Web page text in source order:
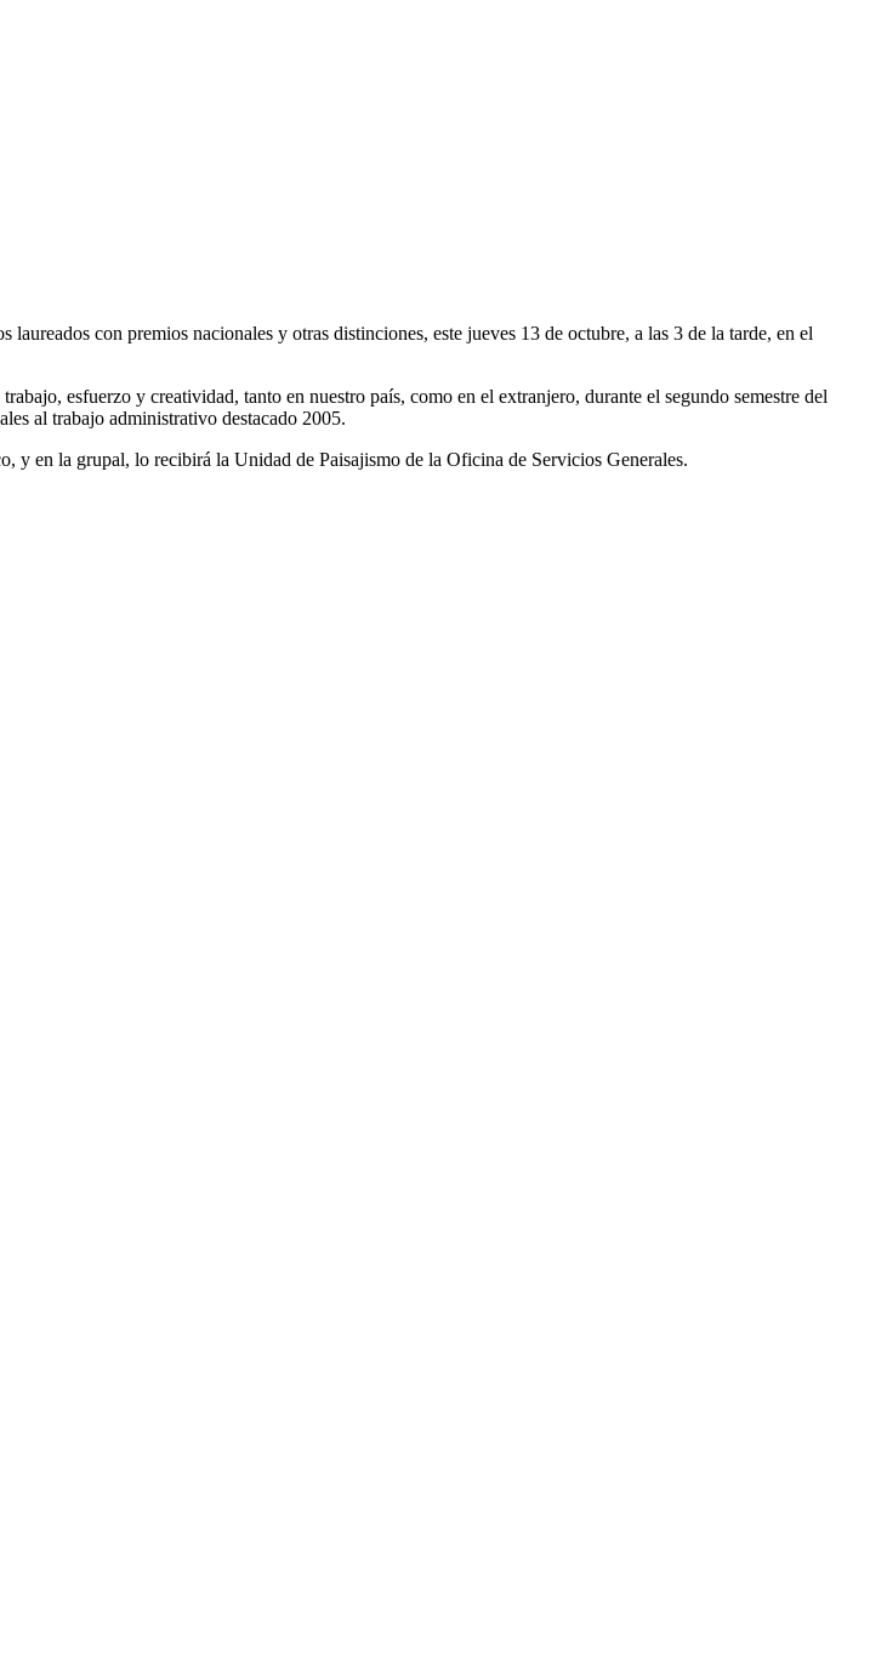
con premios nacionales y otras distinciones, este jueves 13 de octubre, a las 3 de la tarde, en el
esfuerzo y creatividad, tanto en nuestro país, como en el extranjero, durante el segundo semestre del
al trabajo administrativo destacado 2005.
en la grupal, lo recibirá la Unidad de Paisajismo de la Oficina de Servicios Generales.